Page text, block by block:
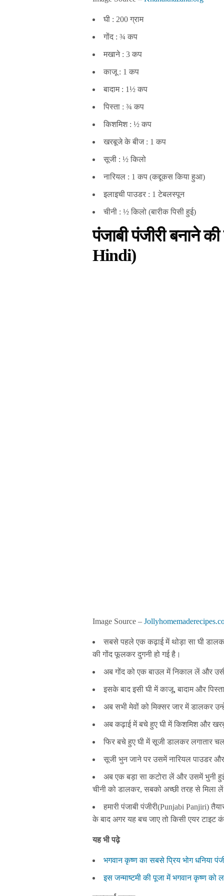
घी : 200 ग्राम
गोंद : ¾ कप
मखाने : 3 कप
काजू : 1 कप
बादाम : 1½ कप
पिस्ता : ¾ कप
किशमिश : ½ कप
खरबूजे के बीज : 1 कप
सूजी : ½ किलो
नारियल : 1 कप (कद्दूकस किया हुआ)
इलाइची पाउडर : 1 टेबलस्पून
चीनी : ½ किलो (बारीक पिसी हुई)
पंजाबी पंजीरी बनाने की
Hindi)
Image Source –
सबसे पहले एक कढ़ाई में थोड़ा सा घी
की गोंद फूलकर दुगनी हो गई है।
अब गोंद को एक बाउल में निकाल लें और
इसके बाद इसी घी में काजू, बादाम और
अब सभी मेवों को मिक्सर जार में डालकर
अब कढ़ाई में बचे हुए घी में किशमिश और
फिर बचे हुए घी में सूजी डालकर लगातार
सूजी भुन जाने पर उसमें नारियल पाउडर
अब एक बड़ा सा कटोरा लें और उसमें भुनी
चीनी को डालकर, सबको अच्छी तरह से मिला
हमारी पंजाबी पंजीरी(Punjabi Panjiri)
के बाद अगर यह बच जाए तो किसी एयर टाइट
यह भी पढ़े
भगवान कृष्ण का सबसे प्रिय भोग धनिया
इस जन्माष्टमी की पूजा में भगवान कृष्ण को